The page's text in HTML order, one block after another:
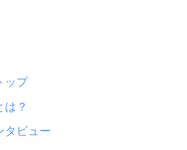
ップ
は？
タビュー